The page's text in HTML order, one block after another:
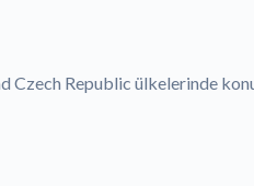
Czech Republic ülkelerinde